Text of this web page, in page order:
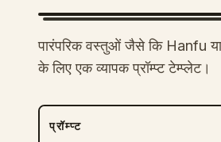
पारंपरिक वस्तुओं जैसे कि Hanfu
के लिए एक व्यापक प्रॉम्प्ट टेम्प्लेट।
प्रॉम्प्ट